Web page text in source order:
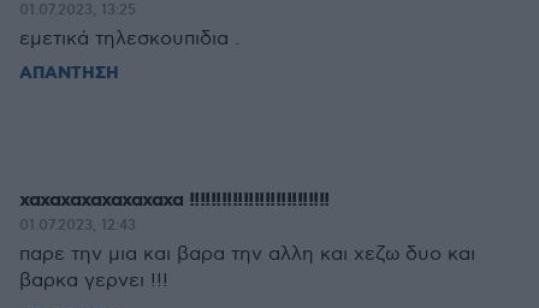
01.07.2023, 13:25
εμετικά τηλεσκουπιδια .
ΑΠΑΝΤΗΣΗ
χαχαχαχαχαχαχαχα !!!!!!!!!!!!!!!!!!!!!!!!!!
01.07.2023, 12:43
παρε την μια και βαρα την αλλη και χεζω δυο και
βαρκα γερνει !!!